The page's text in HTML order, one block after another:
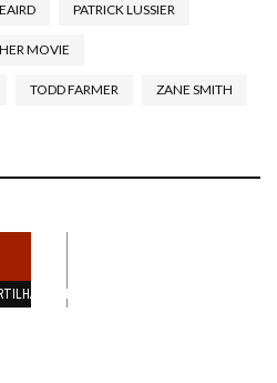
PATRICK LUSSIER
MOVIE
TODD FARMER ZANE SMITH